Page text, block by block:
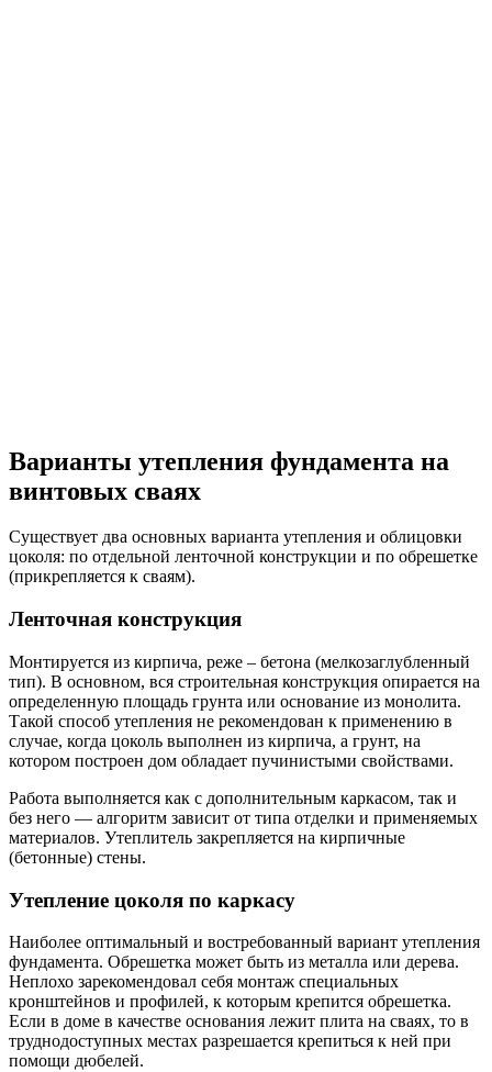
Варианты утепления фундамента на
винтовых сваях
Существует два основных варианта утепления и облицовки
цоколя: по отдельной ленточной конструкции и по обрешетке
(прикрепляется к сваям).
Ленточная конструкция
Монтируется из кирпича, реже – бетона (мелкозаглубленный
тип). В основном, вся строительная конструкция опирается на
определенную площадь грунта или основание из монолита.
Такой способ утепления не рекомендован к применению в
случае, когда цоколь выполнен из кирпича, а грунт, на
котором построен дом обладает пучинистыми свойствами.
Работа выполняется как с дополнительным каркасом, так и
без него — алгоритм зависит от типа отделки и применяемых
материалов. Утеплитель закрепляется на кирпичные
(бетонные) стены.
Утепление цоколя по каркасу
Наиболее оптимальный и востребованный вариант утепления
фундамента. Обрешетка может быть из металла или дерева.
Неплохо зарекомендовал себя монтаж специальных
кронштейнов и профилей, к которым крепится обрешетка.
Если в доме в качестве основания лежит плита на сваях, то в
труднодоступных местах разрешается крепиться к ней при
помощи дюбелей.